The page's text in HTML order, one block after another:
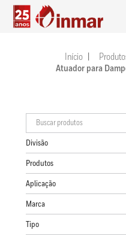
Início
Atuador para
Divisão
Produtos
Aplicação
Marca
Tipo